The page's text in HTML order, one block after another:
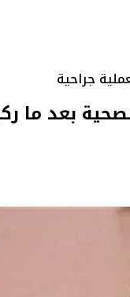
جراحية